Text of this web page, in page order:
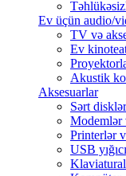
Ev üçün audio/
TV və
Ev
Akustik
Aksesuarlar
Sərt disklər
Modemlər
Printerlər
USB